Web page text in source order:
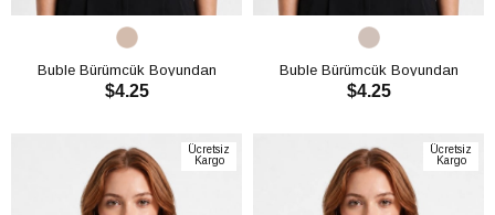
Buble Bürümcük Boyundan
Bağlamalı Crop CH3013
$4.25
Buble Bürümcük Boyundan
Bağlamalı Crop CH3013
$4.25
Ücretsiz
Kargo
Ücretsiz
Kargo